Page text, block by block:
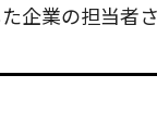
企業の担当者